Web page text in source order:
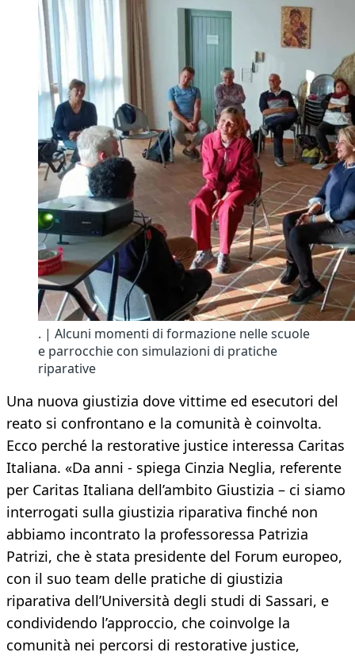
. | Alcuni momenti di formazione nelle scuole
e parrocchie con simulazioni di pratiche
riparative
Una nuova giustizia dove vittime ed esecutori del
reato si confrontano e la comunità è coinvolta.
Ecco perché la restorative justice interessa Caritas
Italiana. «Da anni - spiega Cinzia Neglia, referente
per Caritas Italiana dell’ambito Giustizia – ci siamo
interrogati sulla giustizia riparativa finché non
abbiamo incontrato la professoressa Patrizia
Patrizi, che è stata presidente del Forum europeo,
con il suo team delle pratiche di giustizia
riparativa dell’Università degli studi di Sassari, e
condividendo l’approccio, che coinvolge la
comunità nei percorsi di restorative justice,